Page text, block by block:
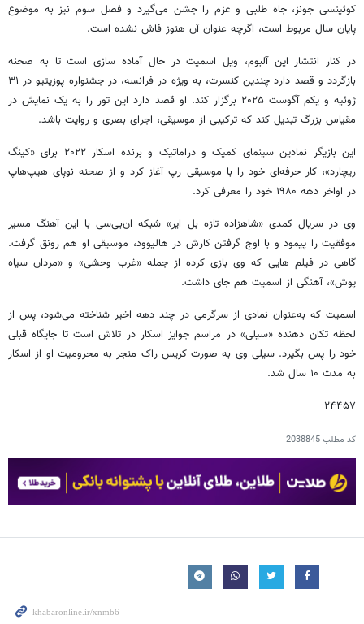
کوئینسی جونز، جاه طلبی و عزم را جشن می‌گیرد و فصل سوم نیز به موضوع
پایان سال مربوط است، اگرچه عنوان آن هنوز فاش نشده است.
در کنار انتشار این آلبوم، ویل اسمیت در حال آماده سازی است تا به صحنه
بازگردد و قصد دارد چندین کنسرت، به ویژه در فرانسه، در جشنواره پوزیتیو در ۳۱
ژوئیه و یکم آگوست ۲۰۲۵ برگزار کند. او قصد دارد این تور را به یک نمایش در
مقیاس بزرگ تبدیل کند که ترکیبی از موسیقی، اجرای بصری و روایت باشد.
این بازیگر نمادین سینمای کمیک و دراماتیک و برنده اسکار ۲۰۲۲ برای «کینگ
ریچارد»، کار حرفه‌ای خود را با موسیقی رپ آغاز کرد و از صحنه نوپای هیپ‌هاپ
در اواخر دهه ۱۹۸۰ خود را معرفی کرد.
وی در سریال کمدی «شاهزاده تازه بل ایر» شبکه ان‌بی‌سی با این آهنگ مسیر
موفقیت را پیمود و با اوج گرفتن کارش در هالیوود، موسیقی او هم رونق گرفت.
گاهی در فیلم هایی که وی بازی کرده از جمله «غرب وحشی» و «مردان سیاه
پوش»، آهنگی از اسمیت هم جای داشت.
اسمیت که به‌عنوان نمادی از سرگرمی در چند دهه اخیر شناخته می‌شود، پس از
لحظه تکان دهنده «سیلی» در مراسم جوایز اسکار در تلاش است تا جایگاه قبلی
خود را پس بگیرد. سیلی وی به صورت کریس راک منجر به محرومیت او از اسکار
به مدت ۱۰ سال شد.
۲۴۴۵۷
کد مطلب2038845